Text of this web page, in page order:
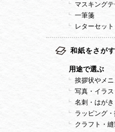
マスキング
一筆箋
レターセット
和紙をさがす
用途で選ぶ
挨拶状やメニ
写真・イラス
名刺・はが
ラッピング
クラフト・縫